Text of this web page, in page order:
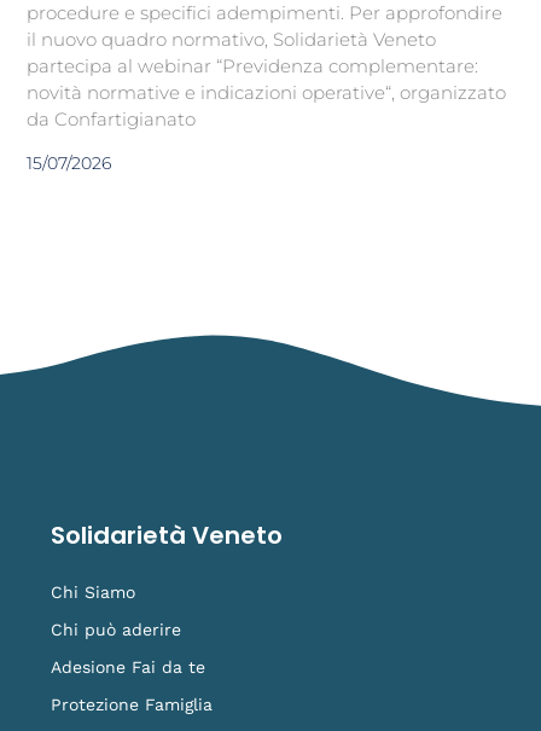
procedure e specifici adempimenti. Per approfondire
il nuovo quadro normativo, Solidarietà Veneto
partecipa al webinar “Previdenza complementare:
novità normative e indicazioni operative“, organizzato
da Confartigianato
15/07/2026
Solidarietà Veneto
Chi Siamo
Chi può aderire
Adesione Fai da te
Protezione Famiglia